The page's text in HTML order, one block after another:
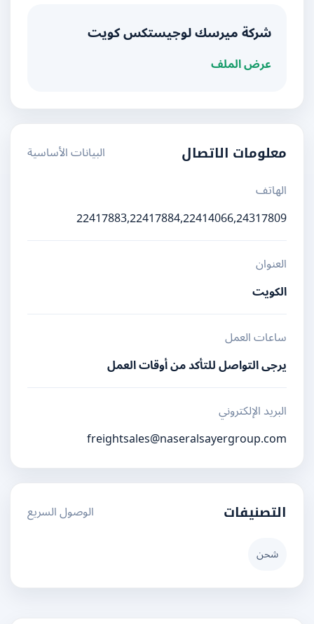
شركة ميرسك لوجيستكس كويت
عرض الملف
معلومات الاتصال
البيانات الأساسية
الهاتف
22417883,22417884,22414066,24317809
العنوان
الكويت
ساعات العمل
يرجى التواصل للتأكد من أوقات العمل
البريد الإلكتروني
freightsales@naseralsayergroup.com
التصنيفات الوصول السريع